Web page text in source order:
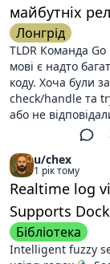
майбутніх
Лонгрід
TLDR Команда
мові є надто
коду. Хоча були
check/handle та
або не
u/chex
1 рік тому
Realtime log
Supports
Бібліотека
Intelligent fuzzy